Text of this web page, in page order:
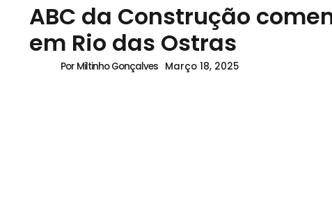
ABC da Construção
em Rio das Ostras
Por Miltinho Gonçalves Março 18, 2025